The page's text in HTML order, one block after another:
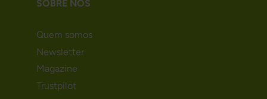
SOBRE NÓS
Quem somos
Newsletter
Magazine
Trustpilot